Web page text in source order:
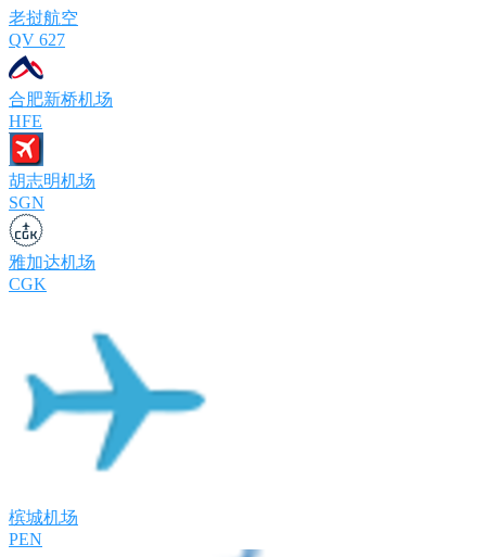
老挝航空
QV 627
合肥新桥机场
HFE
胡志明机场
SGN
雅加达机场
CGK
槟城机场
PEN